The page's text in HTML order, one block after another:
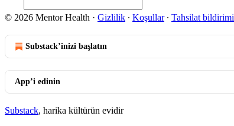
© 2026 Mentor Health · Gizlilik ∙ Koşullar∙ Tahsilat bildirimi
Substack’inizi başlatın
App’i edinin
Substack, harika kültürün evidir